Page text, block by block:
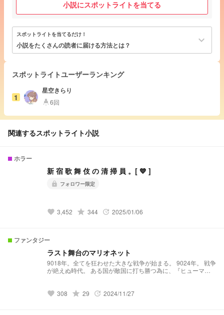
小説にスポットライトを当てる
スポットライトを当てるだけ！
小説をたくさんの読者に届ける方法とは？ keyboard_arrow_down
スポットライトユーザーランキング
1
星空きらり
highlight6回
関連するスポットライト小説
ホラー
新 宿 歌 舞 伎 の 清 掃 員 。[ 💙 ]
lock フォロワー限定
favorite 3,452 grade 344 update 2025/01/06
ファンタジー
ラスト舞台のマリオネット
9018年。全てを狂わせた大きな戦争が始まる。 9024年。 戦争
が絶えぬ時代。 ある国が敵国に打ち勝つ為に、『ヒューマロ
移植させ、異常能力…通称『異能』が使えるようにされた云わ
favorite 308 grade 29 update 2024/11/27